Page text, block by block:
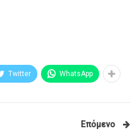
Twitter WhatsApp
Επόμενο